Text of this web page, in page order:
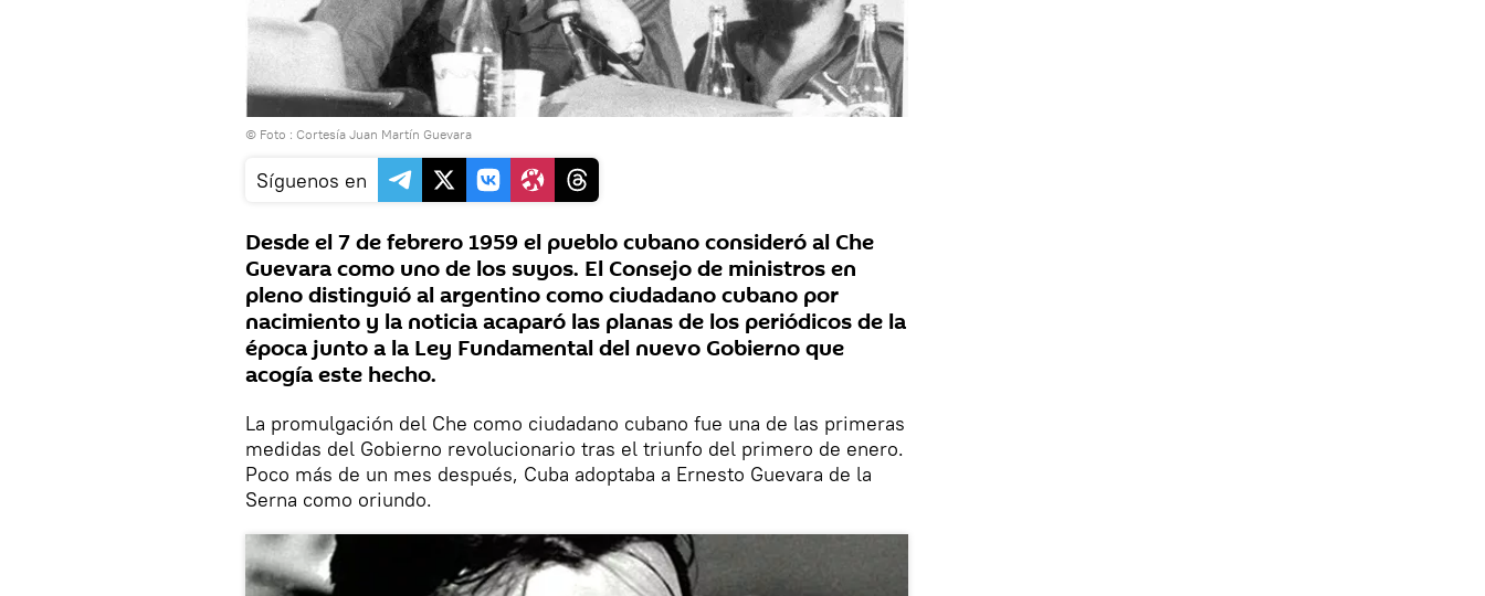
© Foto : Cortesía Juan Martín Guevara
Síguenos en
Desde el 7 de febrero 1959 el pueblo cubano consideró al Che
Guevara como uno de los suyos. El Consejo de ministros en
pleno distinguió al argentino como ciudadano cubano por
nacimiento y la noticia acaparó las planas de los periódicos de la
época junto a la Ley Fundamental del nuevo Gobierno que
acogía este hecho.
La promulgación del Che como ciudadano cubano fue una de las primeras
medidas del Gobierno revolucionario tras el triunfo del primero de enero.
Poco más de un mes después, Cuba adoptaba a Ernesto Guevara de la
Serna como oriundo.